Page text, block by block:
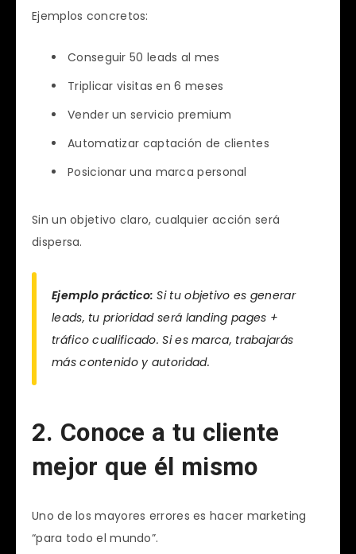
Ejemplos concretos:
Conseguir 50 leads al mes
Triplicar visitas en 6 meses
Vender un servicio premium
Automatizar captación de clientes
Posicionar una marca personal
Sin un objetivo claro, cualquier acción será
dispersa.
Ejemplo práctico: Si tu objetivo es generar
leads, tu prioridad será landing pages +
tráfico cualificado. Si es marca, trabajarás
más contenido y autoridad.
2. Conoce a tu cliente
mejor que él mismo
Uno de los mayores errores es hacer marketing
“para todo el mundo”.